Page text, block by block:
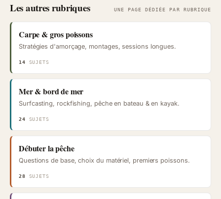
Les autres rubriques UNE PAGE DÉDIÉE PAR RUBRIQUE
Carpe & gros poissons
Stratégies d'amorçage, montages, sessions longues.
14 SUJETS
Mer & bord de mer
Surfcasting, rockfishing, pêche en bateau & en kayak.
24 SUJETS
Débuter la pêche
Questions de base, choix du matériel, premiers poissons.
28 SUJETS